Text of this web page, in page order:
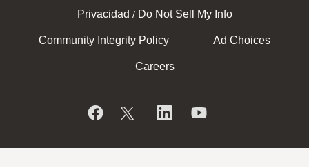
Privacidad / Do Not Sell My Info
Community Integrity Policy Ad Choices
Careers